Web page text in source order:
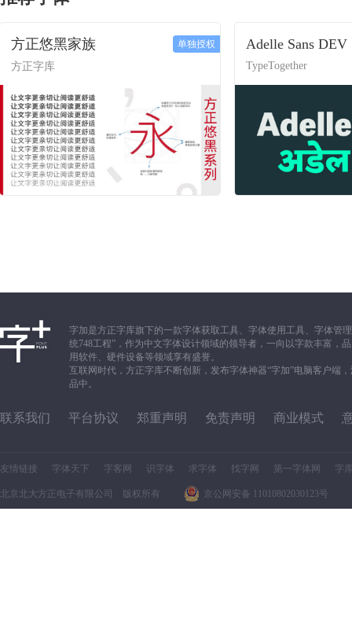
方正悠黑家族
方正字库
单独授权 Adelle Sans DEV
TypeTogether
字加是方正字库旗下的一款字体获取工具、字体使用工具、字体管
统748工程”，作为中文字体设计领域的领导者，一向以字款丰富，
用软件、硬件设备等领域享有盛誉。
互联网时代，方正字库不断创新，发布字体神器“字加”电脑客户端
品中。
联系我们 平台协议 郑重声明 免责声明 商业模式
友情链接 字体天下 字客网 识字体 求字体 找字网 第一字体网 字
北京北大方正电子有限公司 版权所有 京公网安备 11010802030123号